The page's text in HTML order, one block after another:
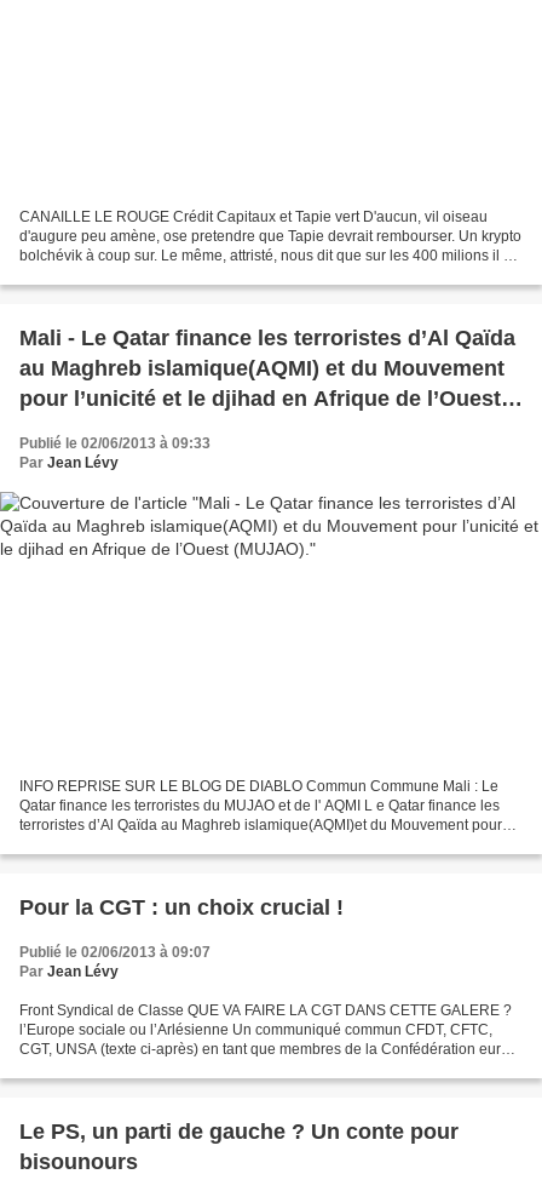
CANAILLE LE ROUGE Crédit Capitaux et Tapie vert D'aucun, vil oiseau
d'augure peu amène, ose pretendre que Tapie devrait rembourser. Un krypto
bolchévik à coup sur. Le même, attristé, nous dit que sur les 400 milions il ne
Mali - Le Qatar finance les terroristes d’Al Qaïda
au Maghreb islamique(AQMI) et du Mouvement
pour l’unicité et le djihad en Afrique de l’Ouest
Publié le 02/06/2013 à 09:33
Par Jean Lévy
INFO REPRISE SUR LE BLOG DE DIABLO Commun Commune Mali : Le
Qatar finance les terroristes du MUJAO et de l' AQMI L e Qatar finance les
terroristes d’Al Qaïda au Maghreb islamique(AQMI)et du Mouvement pour
Pour la CGT : un choix crucial !
Publié le 02/06/2013 à 09:07
Par Jean Lévy
Front Syndical de Classe QUE VA FAIRE LA CGT DANS CETTE GALERE ?
l’Europe sociale ou l’Arlésienne Un communiqué commun CFDT, CFTC,
CGT, UNSA (texte ci-après) en tant que membres de la Confédération eur
Le PS, un parti de gauche ? Un conte pour
bisounours